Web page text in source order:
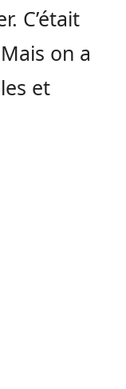
C’était
Mais on a
et